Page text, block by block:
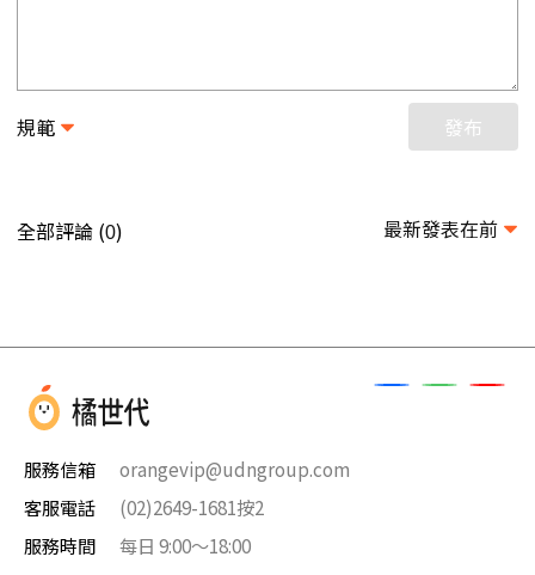
規範 發布
全部評論 (0) 最新發表在前
服務信箱
orangevip@udngroup.com
客服電話
(02)2649-1681按2
服務時間
每日 9:00～18:00